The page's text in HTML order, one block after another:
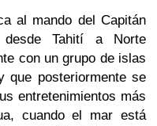
al mando del Capitán
desde Tahití a Norte
con un grupo de islas
que posteriormente se
entretenimientos más
cuando el mar está